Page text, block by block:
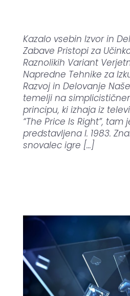
Kazalo vsebin Izvor in
Zabave Pristopi za
Raznolikih Variant
Napredne Tehnike za
Razvoj in Delovanje
temelji na
principu, ki izhaja iz
“The Price Is Right”, tam
predstavljena l. 1983.
snovalec igre […]